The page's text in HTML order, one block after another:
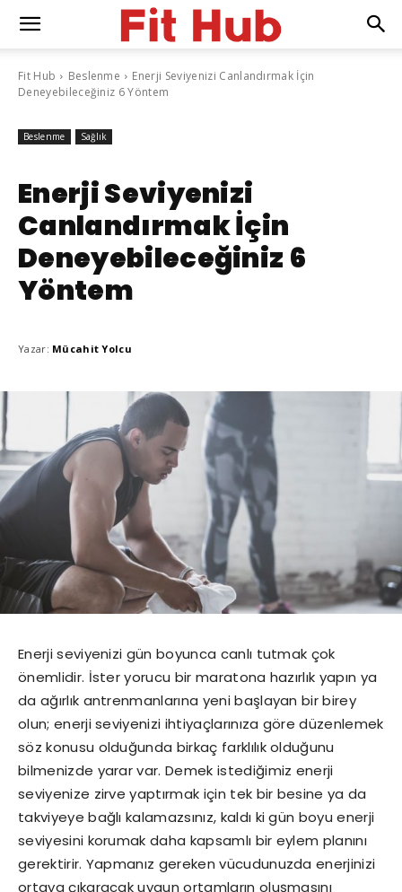
Fit Hub Beslenme
Enerji Seviyenizi Canlandırmak İçin
Deneyebileceğiniz 6 Yöntem
Beslenme Sağlık
Enerji Seviyenizi
Canlandırmak İçin
Deneyebileceğiniz 6
Yöntem
Yazar: Mücahit Yolcu
Enerji seviyenizi gün boyunca canlı tutmak çok
önemlidir. İster yorucu bir maratona hazırlık yapın ya
da ağırlık antrenmanlarına yeni başlayan bir birey
olun; enerji seviyenizi ihtiyaçlarınıza göre düzenlemek
söz konusu olduğunda birkaç farklılık olduğunu
bilmenizde yarar var. Demek istediğimiz enerji
seviyenize zirve yaptırmak için tek bir besine ya da
takviyeye bağlı kalamazsınız, kaldı ki gün boyu enerji
seviyesini korumak daha kapsamlı bir eylem planını
gerektirir. Yapmanız gereken vücudunuzda enerjinizi
ortaya çıkaracak uygun ortamların oluşmasını